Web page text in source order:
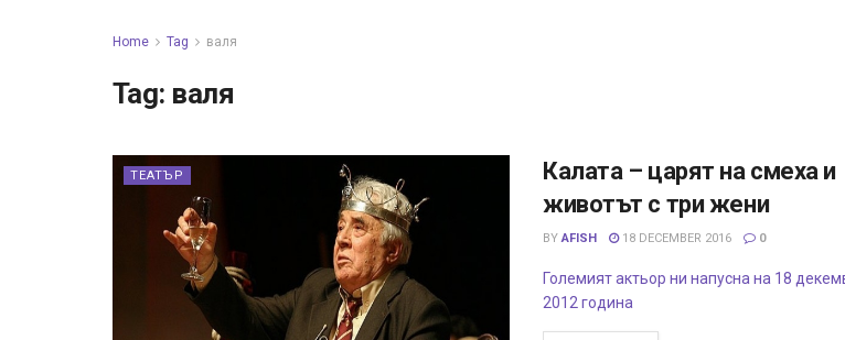
Home Tag валя
Tag: валя
ТЕАТЪР
Калата – царят на смеха и
животът с три жени
BY AFISH 18 DECEMBER 2016 0
Големият актьор ни напусна на 18
2012 година